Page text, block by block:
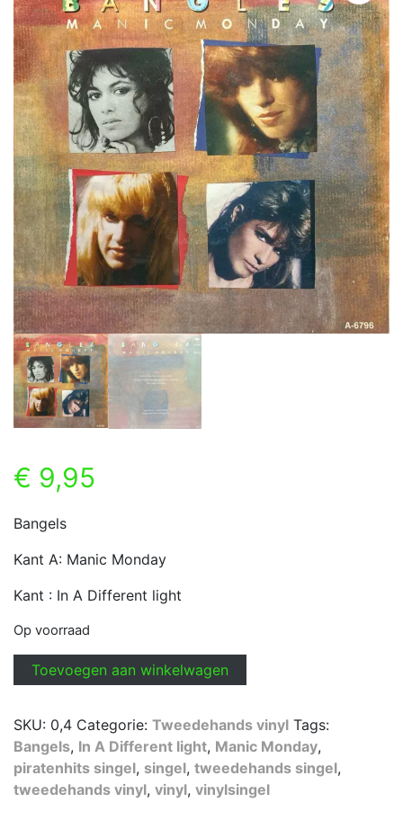
€ 9,95
Bangels
Kant A: Manic Monday
Kant : In A Different light
Op voorraad
Bangels
-
Monday
aantal
Toevoegen aan winkelwagen
SKU: 0,4 Categorie: Tweedehands vinyl Tags:
Bangels, In A Different light, Manic Monday,
piratenhits singel, singel, tweedehands singel,
tweedehands vinyl, vinyl, vinylsingel